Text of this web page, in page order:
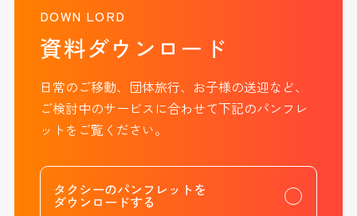
DOWN LORD
資料ダウンロード
日常のご移動、団体旅行、お子様の送迎など、
ご検討中のサービスに合わせて下記のパンフレ
ットをご覧ください。
タクシーのパンフレットを
ダウンロードする